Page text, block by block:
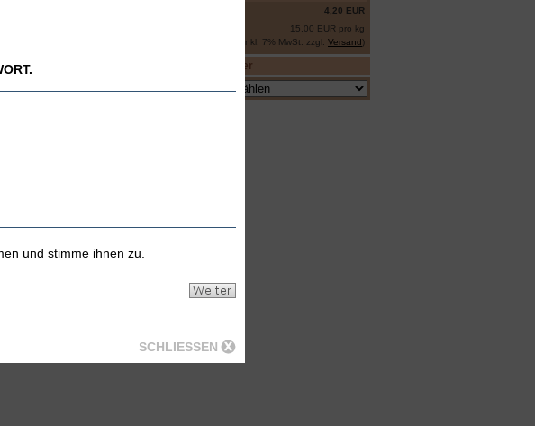
4,20 EUR
15,00 EUR pro kg
(inkl. 7% MwSt. zzgl. Versand)
Hersteller
und stimme ihnen zu.
SCHLIESSEN